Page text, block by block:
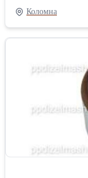
чугуна с
Коломна